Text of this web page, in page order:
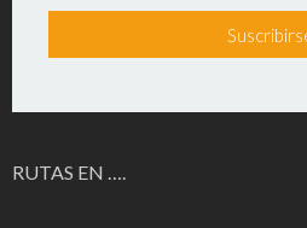
RUTAS EN ….